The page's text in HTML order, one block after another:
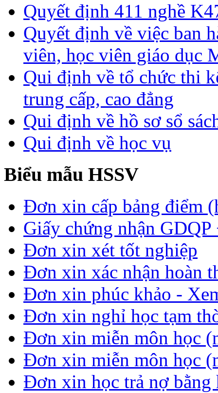
Quyết định 411 nghề
Quyết định về việc ban
viên, học viên giáo dục
Qui định về tổ chức thi
trung cấp, cao đẳng
Qui định về hồ sơ sổ
Qui định về học vụ
Biểu mẫu HSSV
Đơn xin cấp bảng điểm
Giấy chứng nhận
Đơn xin xét tốt nghiệp
Đơn xin xác nhận hoàn
Đơn xin phúc khảo -
Đơn xin nghỉ học tạm
Đơn xin miễn môn học
Đơn xin miễn môn học
Đơn xin học trả nợ